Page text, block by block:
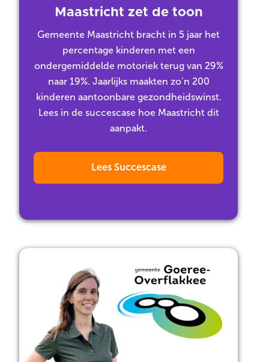
Maastricht zet de toon
Gemeente Maastricht bracht in 5 jaar het
percentage kinderen met een
ondergemiddelde motoriek terug van 29%
naar 19%. Jaarlijks maakten zo’n 200
kinderen aantoonbare gezondheidswinst.
Lees in de succescase hoe Maastricht dit
aanpakt.
Lees Succescase